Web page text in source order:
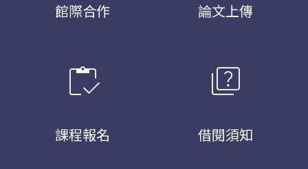
館際合作 論文上傳
inventory
課程報名
quiz
借閱須知